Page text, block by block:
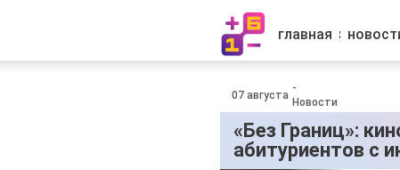
главная
07 августа
-
Новости
«Без Границ»:
абитуриентов с